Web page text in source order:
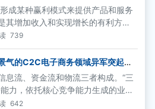
成某种赢利模式来提供产品和服务
其增加收入和实现增长的有利方
有人支付的费用，而增长来自有
来。
739
气的C2C电子商务领域异军突起的
息流、资金流和物流三者构成。“三
力，依托核心竞争能力生成的业务
包件业务、速递业务和现代物流
642